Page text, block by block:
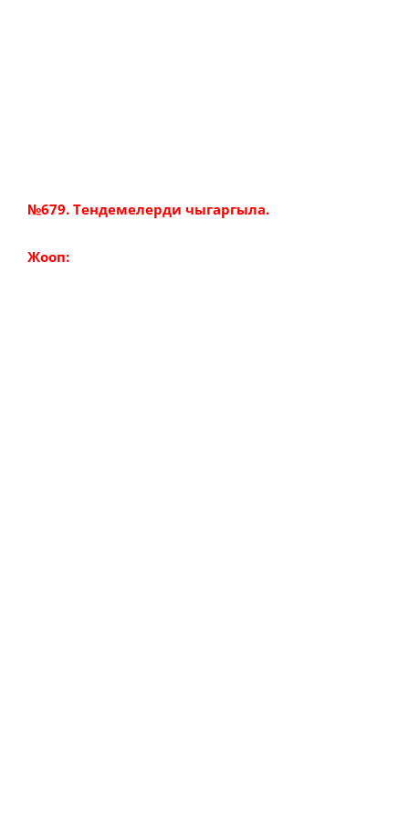
№679. Тендемелерди чыгаргыла.
Жооп: